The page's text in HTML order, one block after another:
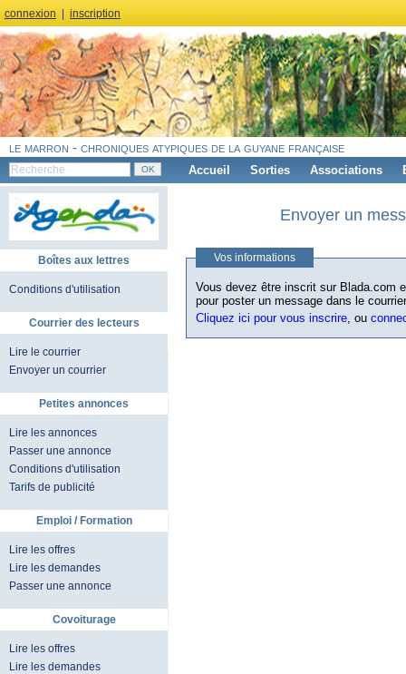
connexion inscription
le marron - chroniques atypiques de la guyane française
Accueil Sorties Associations
Boîtes aux lettres
Conditions d'utilisation
Courrier des lecteurs
Lire le courrier
Envoyer un courrier
Petites annonces
Lire les annonces
Passer une annonce
Conditions d'utilisation
Tarifs de publicité
Emploi / Formation
Lire les offres
Lire les demandes
Passer une annonce
Covoiturage
Lire les offres
Lire les demandes
Envoyer un
Vos informations
Vous devez être inscrit sur Blada.com
pour poster un message dans le
Cliquez ici pour vous inscrire, ou